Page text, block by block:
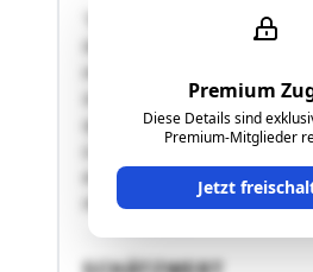
Premium
Diese Details sind
Premium-Mitglieder
Jetzt
"Die Bewertungsliegenschaft
Gemeinde Fohnsdorf am
in einer Streusiedlungslage
Umgebung. Wohnhaus:Die
offenbar auf die
Laut Bauakt erfolgte im Jahr
eines Zimmers mit
im …"